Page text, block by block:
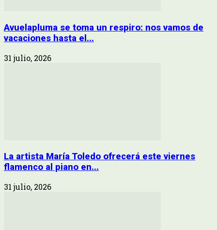
Avuelapluma se toma un respiro: nos vamos de
vacaciones hasta el...
31 julio, 2026
La artista María Toledo ofrecerá este viernes
flamenco al piano en...
31 julio, 2026